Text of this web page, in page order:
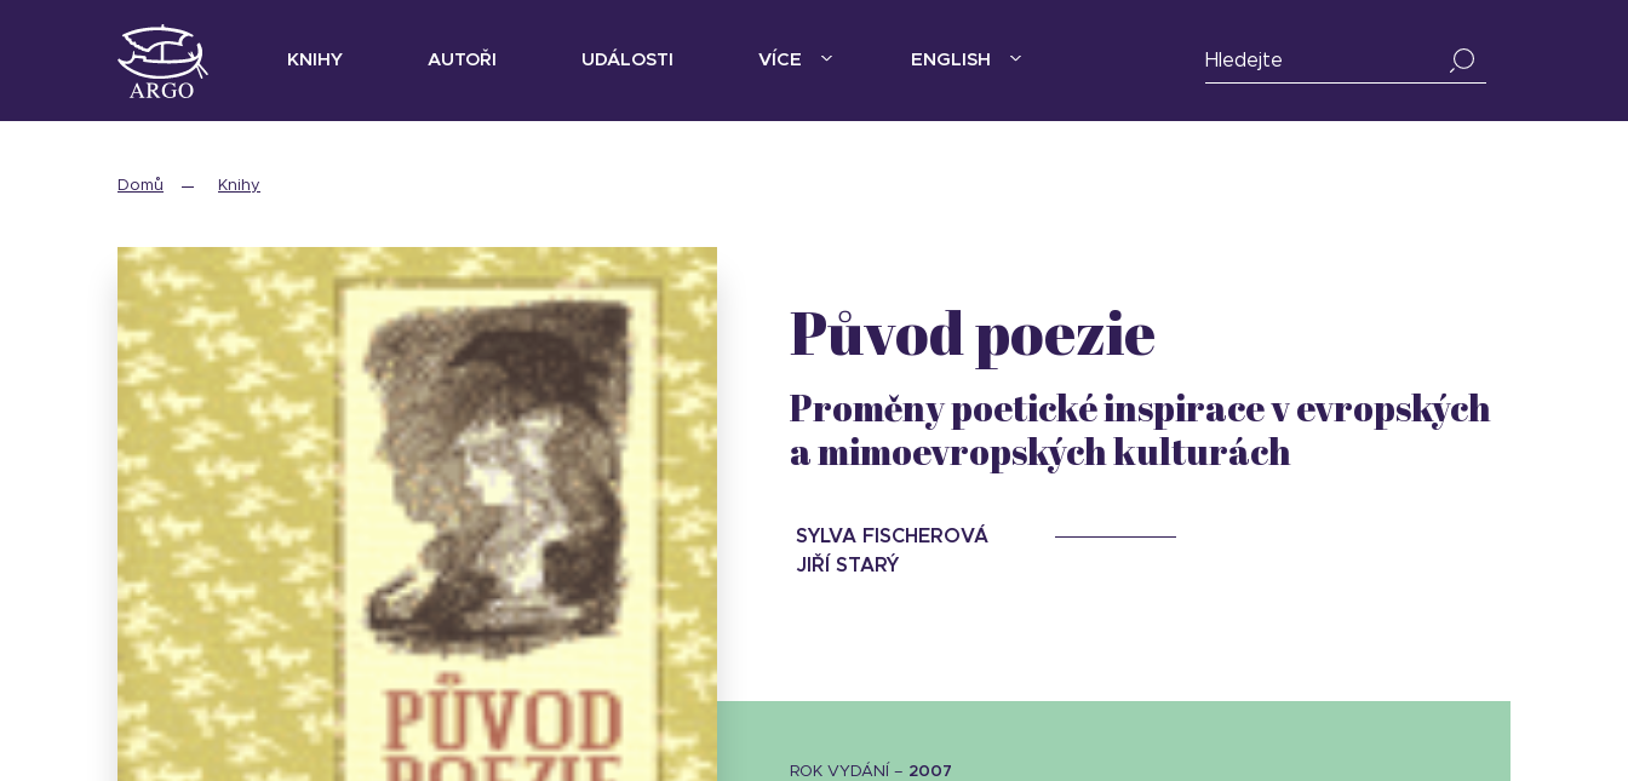
KNIHY AUTOŘI UDÁLOSTI VÍCE ENGLISH
Domů Knihy
Původ poezie
Proměny poetické inspirace v evropských
a mimoevropských kulturách
SYLVA FISCHEROVÁ
JIŘÍ STARÝ
ROK VYDÁNÍ – 2007